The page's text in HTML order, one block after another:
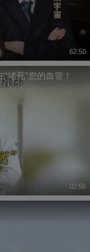
62:50
堵死”您的血管！
02:56